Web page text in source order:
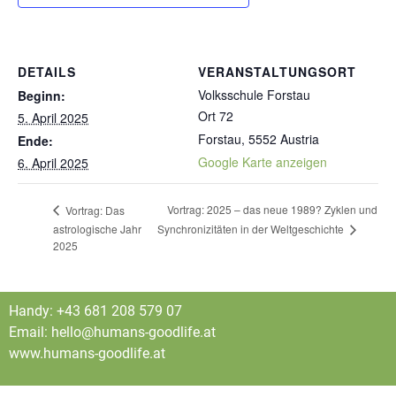
DETAILS
Beginn:
5. April 2025
Ende:
6. April 2025
VERANSTALTUNGSORT
Volksschule Forstau
Ort 72
Forstau, 5552 Austria
Google Karte anzeigen
Vortrag: Das
astrologische Jahr
2025
Vortrag: 2025 – das neue 1989? Zyklen und
Synchronizitäten in der Weltgeschichte
Handy: +43 681 208 579 07
Email: hello@humans-goodlife.at
www.humans-goodlife.at